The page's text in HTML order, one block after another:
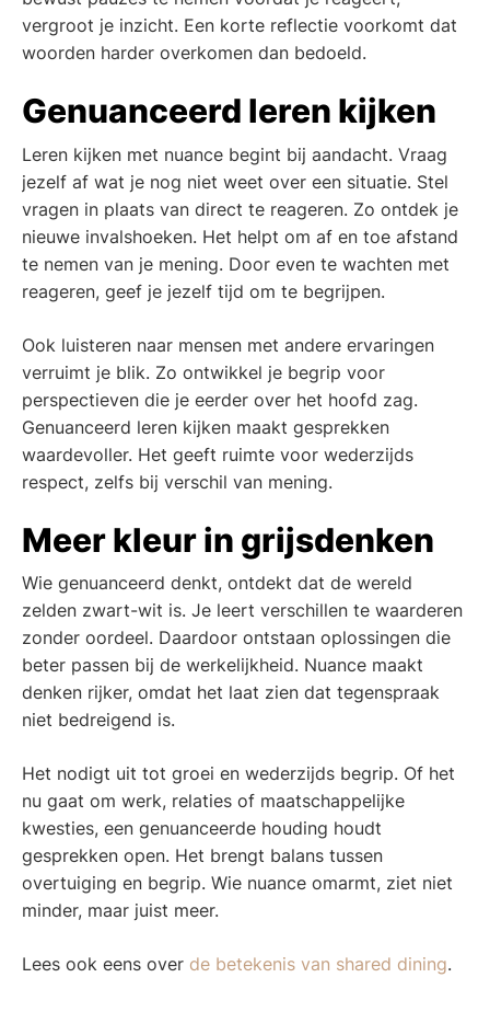
vergroot je inzicht. Een korte reflectie voorkomt dat
woorden harder overkomen dan bedoeld.
Genuanceerd leren kijken
Leren kijken met nuance begint bij aandacht. Vraag
jezelf af wat je nog niet weet over een situatie. Stel
vragen in plaats van direct te reageren. Zo ontdek je
nieuwe invalshoeken. Het helpt om af en toe afstand
te nemen van je mening. Door even te wachten met
reageren, geef je jezelf tijd om te begrijpen.
Ook luisteren naar mensen met andere ervaringen
verruimt je blik. Zo ontwikkel je begrip voor
perspectieven die je eerder over het hoofd zag.
Genuanceerd leren kijken maakt gesprekken
waardevoller. Het geeft ruimte voor wederzijds
respect, zelfs bij verschil van mening.
Meer kleur in grijsdenken
Wie genuanceerd denkt, ontdekt dat de wereld
zelden zwart-wit is. Je leert verschillen te waarderen
zonder oordeel. Daardoor ontstaan oplossingen die
beter passen bij de werkelijkheid. Nuance maakt
denken rijker, omdat het laat zien dat tegenspraak
niet bedreigend is.
Het nodigt uit tot groei en wederzijds begrip. Of het
nu gaat om werk, relaties of maatschappelijke
kwesties, een genuanceerde houding houdt
gesprekken open. Het brengt balans tussen
overtuiging en begrip. Wie nuance omarmt, ziet niet
minder, maar juist meer.
Lees ook eens over de betekenis van shared dining.